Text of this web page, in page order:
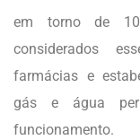
em torno de
considerados
farmácias e
gás e água
funcionamento.